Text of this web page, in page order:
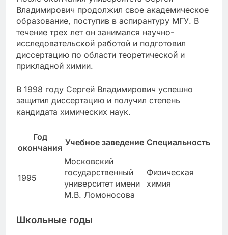
Владимирович продолжил свое академическое
образование, поступив в аспирантуру МГУ. В
течение трех лет он занимался научно-
исследовательской работой и подготовил
диссертацию по области теоретической и
прикладной химии.
В 1998 году Сергей Владимирович успешно
защитил диссертацию и получил степень
кандидата химических наук.
Год
окончания
Учебное заведение Специальность
1995
Московский
государственный
университет имени
М.В. Ломоносова
Физическая
химия
Школьные годы